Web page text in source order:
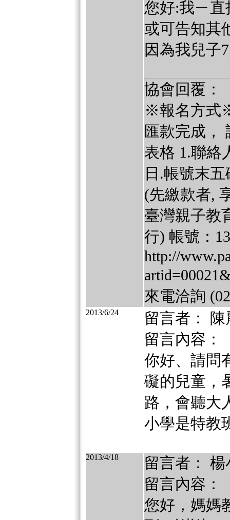
您好:我ㄧ直
或可告知其
因為我兒子
協會回覆：
※報名方式
匯款完成，
表格 1.聯絡
日.帳號末
(先繳款者,
臺灣親子教
行) 帳號：
http://
來電洽詢
2013/6/24
留言者： 陳
留言內容：
你好、請問
礙的兒童，
路，會聽大
小學是特教
2013/4/18
留言者： 楊
留言內容：
您好，媽媽